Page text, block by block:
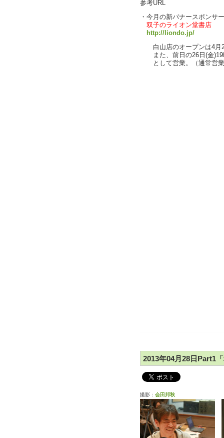
参考URL
・今月の新バナースポンサー
双子のライオン堂書店
http://liondo.jp/
白山店のオープンは4月
また、前日の26日(金)19
として営業。（通常営業
2013年04月28日Part1
撮影： 会田邦秋